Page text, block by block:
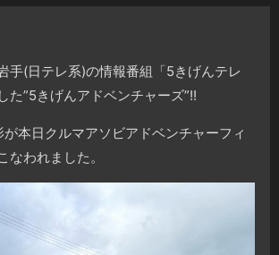
手(日テレ系)の情報番組「5きげんテレ
た”5きげんアドベンチャーズ”!!
本日クルマアソビアドベンチャーフィ
なわれました。